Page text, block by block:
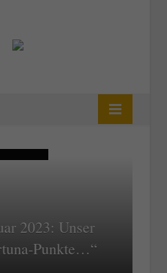
2023: Unser
Punkte…“